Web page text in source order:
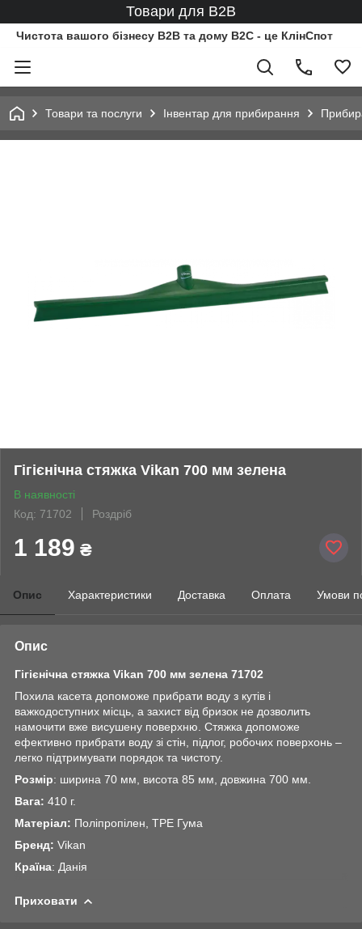
Товари для B2B
Чистота вашого бізнесу B2B та дому B2C - це КлінСпот
Товари та послуги Інвентар для прибирання
Гігієнічна стяжка Vikan 700 мм зелена
В наявності
Код: 71702
Роздріб
1 189 ₴
Опис Характеристики Доставка Оплата Умови
Опис
Гігієнічна стяжка Vikan 700 мм зелена 71702
Похила касета допоможе прибрати воду з кутів і
важкодоступних місць, а захист від бризок не дозволить
намочити вже висушену поверхню. Стяжка допоможе
ефективно прибрати воду зі стін, підлог, робочих поверхонь –
легко підтримувати порядок та чистоту.
Розмір: ширина 70 мм, висота 85 мм, довжина 700 мм.
Вага: 410 г.
Матеріал: Поліпропілен, TPE Гума
Бренд: Vikan
Країна: Данія
Приховати